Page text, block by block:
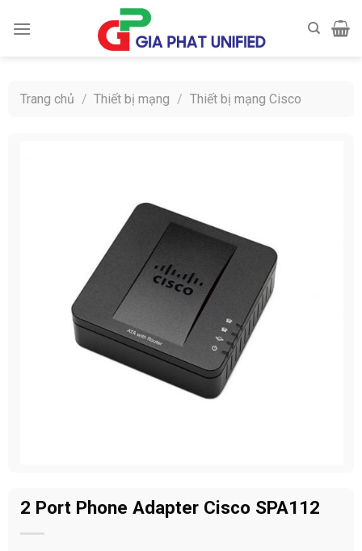
Trang chủ / Thiết bị mạng / Thiết bị mạng Cisco
2 Port Phone Adapter Cisco SPA112